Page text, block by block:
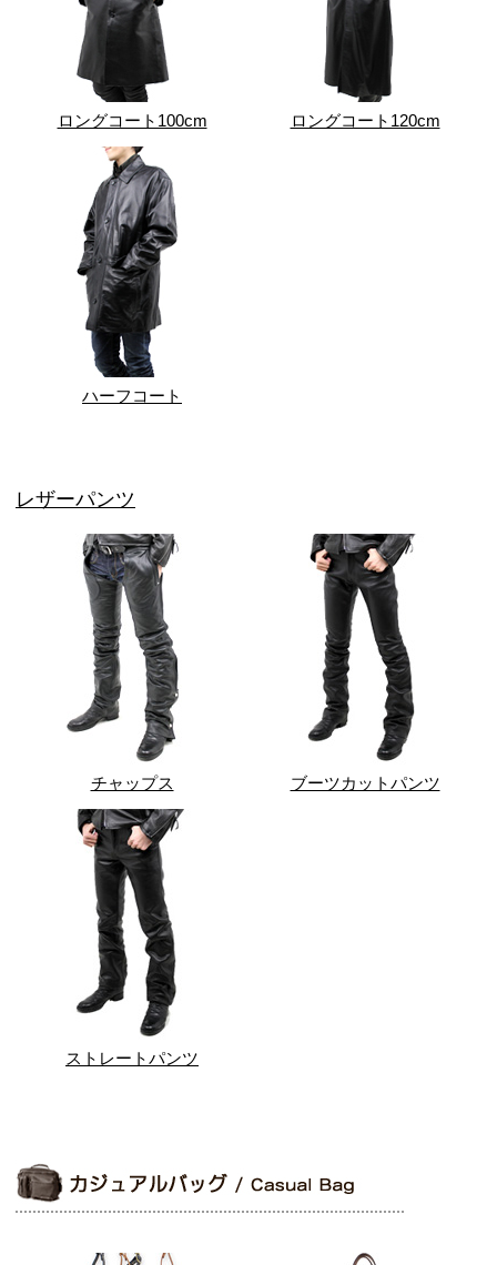
ロングコート100cm ロングコート120cm
ハーフコート
レザーパンツ
チャップス ブーツカットパンツ
ストレートパンツ